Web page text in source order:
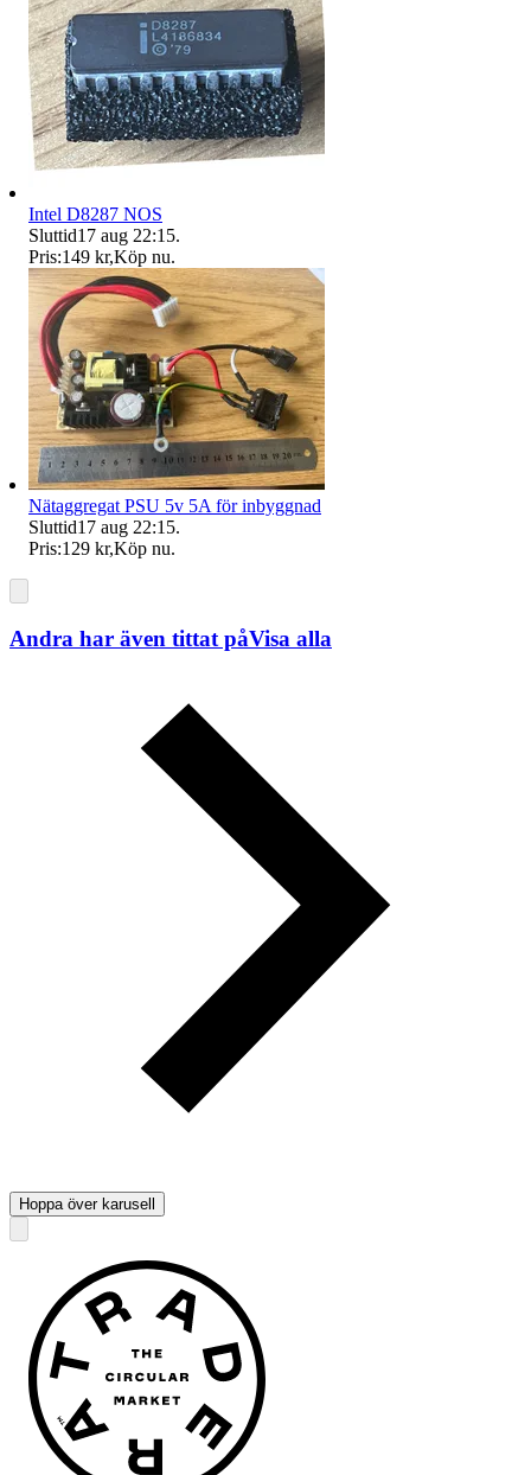
Intel D8287 NOS
Sluttid17 aug 22:15.
Pris:149 kr,Köp nu.
Nätaggregat PSU 5v 5A för inbyggnad
Sluttid17 aug 22:15.
Pris:129 kr,Köp nu.
Andra har även tittat påVisa alla
Hoppa över karusell